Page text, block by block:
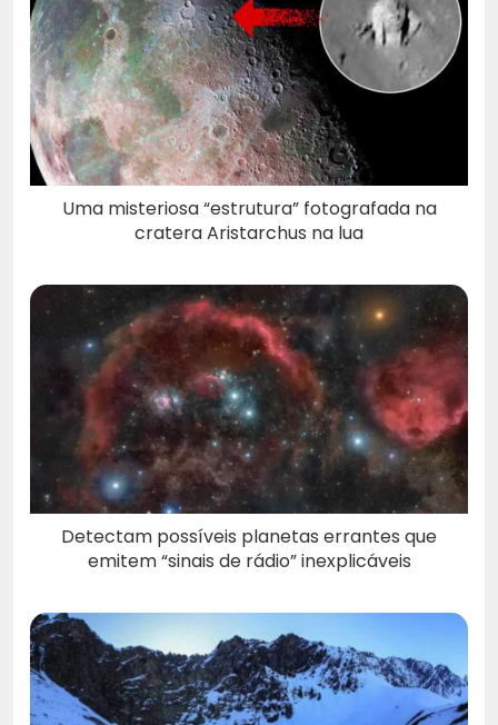
Uma misteriosa “estrutura” fotografada na
cratera Aristarchus na lua
Detectam possíveis planetas errantes que
emitem “sinais de rádio” inexplicáveis